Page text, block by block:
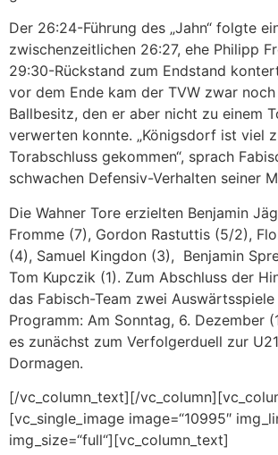
Der 26:24-Führung des „Jahn“ folgte
zwischenzeitlichen 26:27, ehe Philipp
29:30-Rückstand zum Endstand
vor dem Ende kam der TVW zwar
Ballbesitz, den er aber nicht zu einem
verwerten konnte. „Königsdorf ist viel
Torabschluss gekommen“, sprach
schwachen Defensiv-Verhalten seiner
Die Wahner Tore erzielten Benjamin
Fromme (7), Gordon Rastuttis (5/2),
(4), Samuel Kingdon (3), Benjamin
Tom Kupczik (1). Zum Abschluss der
das Fabisch-Team zwei
Programm: Am Sonntag, 6. Dezember
es zunächst zum Verfolgerduell zur
Dormagen.
[/vc_column_text][/
[vc_single_image image=“10995″
img_size=“full“][vc_column_text]